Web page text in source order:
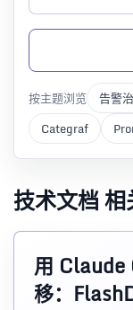
按主题浏览 告警
Categraf
技术文档
用 Claude
移：